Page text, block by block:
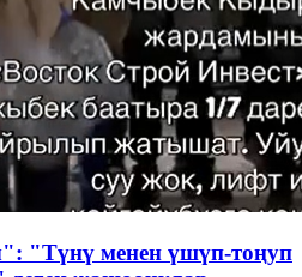
"Түнү менен үшүп-тоңуп